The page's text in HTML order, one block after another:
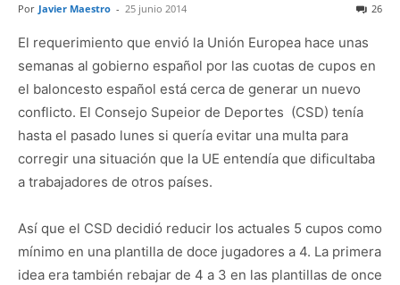
Por Javier Maestro - 25 junio 2014 26
El requerimiento que envió la Unión Europea hace unas
semanas al gobierno español por las cuotas de cupos en
el baloncesto español está cerca de generar un nuevo
conflicto. El Consejo Supeior de Deportes (CSD) tenía
hasta el pasado lunes si quería evitar una multa para
corregir una situación que la UE entendía que dificultaba
a trabajadores de otros países.
Así que el CSD decidió reducir los actuales 5 cupos como
mínimo en una plantilla de doce jugadores a 4. La primera
idea era también rebajar de 4 a 3 en las plantillas de once